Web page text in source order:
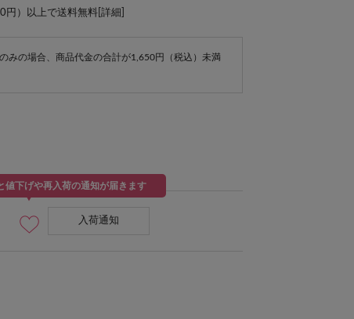
）以上で送料無料[ 詳細
みの場合、商品代金の合計が1,650円（税込）未満
値下げや再入荷の通知が届きます
入荷通知